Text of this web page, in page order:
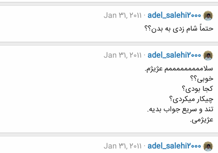
adel_salehi2000
Jan 31, 2011
حتماً شام زدی به بدن؟؟
adel_salehi2000
Jan 31, 2011
سلامممممممممم عژیژم.
خوبی؟؟
کجا بودی؟
چیکار میکردی؟
تند و سریع جواب بدیه.
عژیژمی.
adel_salehi2000
Jan 31, 2011